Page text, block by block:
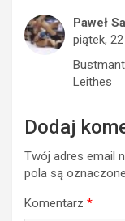
Paweł
piątek,
Leithes
Dodaj
Twój adres email
pola są oznaczone
Komentarz *